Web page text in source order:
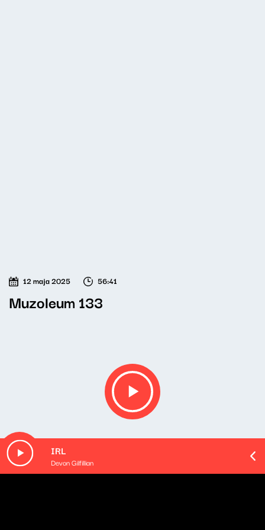
IRL
Devon Gilfillian
Muzoleum 133
12 maja 2025 56:41